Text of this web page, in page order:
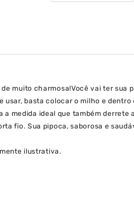
muito charmosa!Você vai ter sua
basta colocar o milho e
medida ideal que também
fio. Sua pipoca, saborosa e
ilustrativa.